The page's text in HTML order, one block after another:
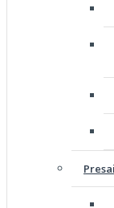
Presai